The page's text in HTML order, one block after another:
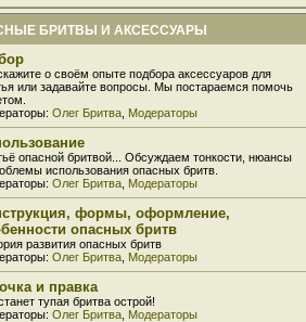
БРИТВЫ И АКСЕССУАРЫ
о своём опыте подбора аксессуаров для
или задавайте вопросы. Мы постараемся помочь
Олег Бритва Модераторы
опасной бритвой... Обсуждаем тонкости, нюансы
использования опасных бритв.
Олег Бритва Модераторы
формы, оформление,
опасных бритв
развития опасных бритв
Олег Бритва Модераторы
и правка
тупая бритва острой!
Олег Бритва Модераторы